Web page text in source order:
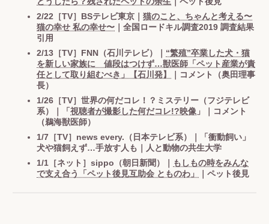
2/22［TV］BSテレビ東京｜ 猫のこと、ちゃんと考える〜
猫の幸せ 私の幸せ〜 ｜全国ロードキル調査2019 調査結果
引用
2/13［TV］FNN（石川テレビ）｜ “繁殖”卒業した犬・猫
を新しい家族に 値段はつけず…獣医師「ペット産業が責
任として取り組むべき」【石川発】
｜コメント（奥田理事
長）
1/26［TV］世界の何だコレ！？ミステリー（フジテレビ
系）｜「 視聴者が撮影した何だコレ!?映像 」｜コメント
（鵜海獣医師）
1/7［TV］news every.（日本テレビ系）｜「衝動飼い」
犬や猫飼えず…手放す人も｜人と動物の共生大学
1/1［ネット］sippo（朝日新聞）｜
もしもの時をみんな
で支え合う「ペット後見互助会 とものわ」
｜ペット後見